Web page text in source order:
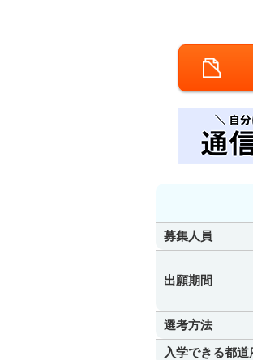
募集人員
出願期間
選考方法
入学できる都道